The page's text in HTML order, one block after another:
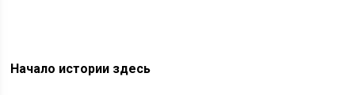
Начало истории здесь